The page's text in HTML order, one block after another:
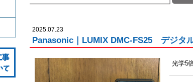
2025.07.23
Panasonic｜LUMIX DMC-FS25 デジタ
光学5